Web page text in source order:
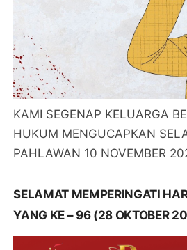
KAMI SEGENAP KELUARGA
HUKUM MENGUCAPKAN
PAHLAWAN 10 NOVEMBER
SELAMAT MEMPERINGATI
YANG KE – 96 (28 OKTOBER